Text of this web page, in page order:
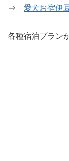
⇒ 愛犬お宿伊
各種宿泊プラン